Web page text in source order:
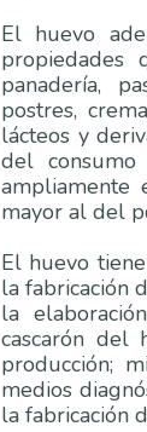
El huevo
panadería,
postres,
lácteos y
del
ampliamente
mayor al del
El huevo
la fabricación
la
cascarón del
producción;
medios
la fabricación